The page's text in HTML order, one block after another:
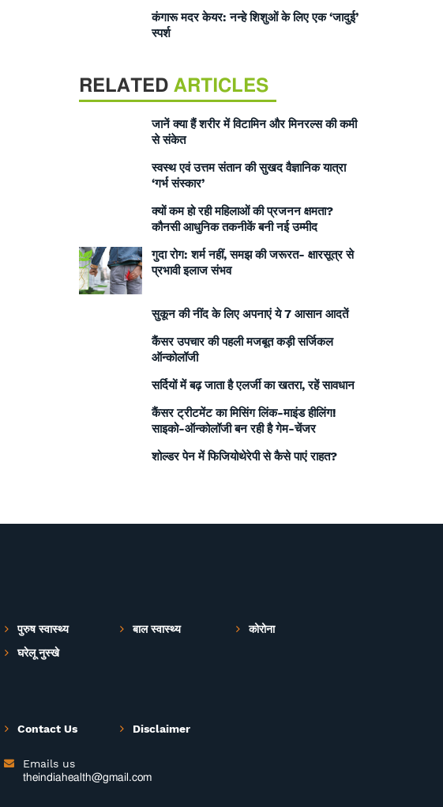
कंगारू मदर केयर: नन्हे शिशुओं के लिए एक ‘जादुई’
स्पर्श
RELATED ARTICLES
जानें क्या हैं शरीर में विटामिन और मिनरल्स की कमी
से संकेत
स्वस्थ एवं उत्तम संतान की सुखद वैज्ञानिक यात्रा
‘गर्भ संस्कार’
क्यों कम हो रही महिलाओं की प्रजनन क्षमता?
कौनसी आधुनिक तकनीकें बनी नई उम्मीद
गुदा रोग: शर्म नहीं, समझ की जरूरत- क्षारसूत्र से
प्रभावी इलाज संभव
सुकून की नींद के लिए अपनाएं ये 7 आसान आदतें
कैंसर उपचार की पहली मजबूत कड़ी सर्जिकल
ऑन्कोलॉजी
सर्दियों में बढ़ जाता है एलर्जी का खतरा, रहें सावधान
कैंसर ट्रीटमेंट का मिसिंग लिंक-माइंड हीलिंग!
साइको-ऑन्कोलॉजी बन रही है गेम-चेंजर
शोल्डर पेन में फिजियोथेरेपी से कैसे पाएं राहत?
पुरुष स्वास्थ्य बाल स्वास्थ्य
कोरोना
घरेलू नुस्खे
Contact Us Disclaimer
 Emails us
theindiahealth@gmail.com